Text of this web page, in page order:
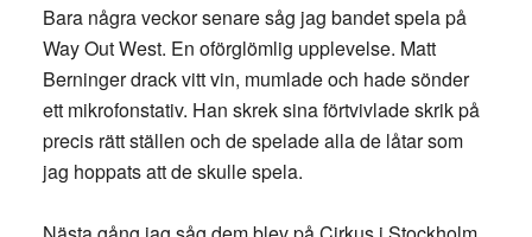
Bara några veckor senare såg jag bandet spela på
Way Out West. En oförglömlig upplevelse. Matt
Berninger drack vitt vin, mumlade och hade sönder
ett mikrofonstativ. Han skrek sina förtvivlade skrik på
precis rätt ställen och de spelade alla de låtar som
jag hoppats att de skulle spela.